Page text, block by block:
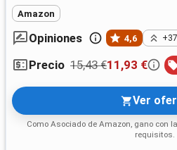
Amazon
Opiniones 4,6
Precio 15,43 €11,93 €
Ver
Como Asociado de Amazon, gano con
requisitos.